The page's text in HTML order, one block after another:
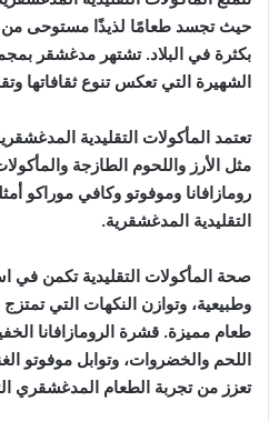
حيث تجسد طعامًا لذيذًا مستوحى من
بكثرة في البلاد. تشتهر مدغشقر
الشهيرة التي تعكس تنوع ثقافاتها
تعتمد المأكولات التقليدية
مثل الأرز واللحوم الطازجة
رومازافانا وموفوتو وكافي موراكو
التقليدية المدغشقرية.
صحة المأكولات التقليدية تكمن في
وطبيعية، وتوازن النكهات التي
طعام مميزة. قشرة الرومازافانا
اللحم والخضروات، وتوابل موفوتو
تعزز من تجربة الطعام المدغشقري